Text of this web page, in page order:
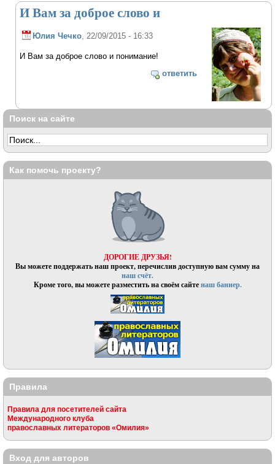
И Вам за доброе слово и
Юлия Чечко , 22/09/2015 - 16:33
И Вам за доброе слово и понимание!
ответить
Поиск на сайте
Как помочь проекту?
ДОРОГИЕ ДРУЗЬЯ!
Вы можете поддержать наш проект, перечислив доступную вам сумму на
наш счёт.
Кроме того, вы можете разместить на своём сайтенаш баннер.
Правила
Правила для посетителей сайта
Международного клуба
православных литераторов «Омилия»
Вход для авторов